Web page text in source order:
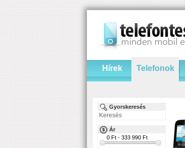
Hírek Telefonok
Gyorskeresés
Ár